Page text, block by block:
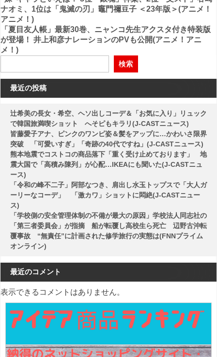
稿
ナ
ビ
ー
シ
ョ
ン
ナオミ、1位は「鬼滅の刃」竈門禰豆子 ＜23年版＞(アニメ！
アニメ！)
「夏目友人帳」最新30巻、ニャンコ先生アクスタ付き特装版
が登場！ 井上和彦ナレーションのPVも公開(アニメ！アニ
メ！)
検索
最近の投稿
辻希美の長女・希空、ヘソ出しコーデ＆「お気に入り」リュック
で韓国旅満喫ショット へそピもキラリ(J-CASTニュース)
皆藤愛子アナ、ピンクのワンピ姿＆髪をアップに…かわいさ限界
突破 「可愛いすぎ」「奇跡の40代ですね」(J-CASTニュース)
熊本地震でコストコの商品落下「重く受け止めております」 地
震大国で「高積み陳列」が心配…IKEAにも聞いた(J-CASTニュ
ース)
「令和の峰不二子」阿部なつき、肩出し水玉トップスで「大人ガ
ーリーなコーデ」 「激カワ」ショットに悶絶(J-CASTニュー
ス)
「学校側の安全管理体制の不備が最大の原因」学校法人同志社の
「第三者委員会」が指摘 船が転覆し高校生ら死亡 辺野古沖転
覆事故 “無責任”に計画された修学旅行の実態は(FNNプライム
オンライン)
最近のコメント
表示できるコメントはありません。